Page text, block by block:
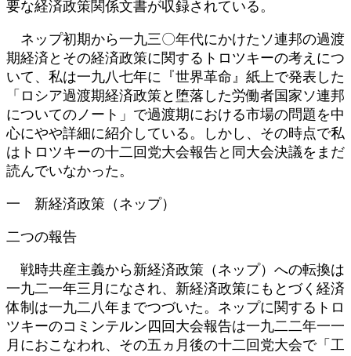
要な経済政策関係文書が収録されている。
ネップ初期から一九三〇年代にかけたソ連邦の過渡
期経済とその経済政策に関するトロツキーの考えにつ
いて、私は一九八七年に『世界革命』紙上で発表した
「ロシア過渡期経済政策と堕落した労働者国家ソ連邦
についてのノート」で過渡期における市場の問題を中
心にやや詳細に紹介している。しかし、その時点で私
はトロツキーの十二回党大会報告と同大会決議をまだ
読んでいなかった。
一 新経済政策（ネップ）
二つの報告
戦時共産主義から新経済政策（ネップ）への転換は
一九二一年三月になされ、新経済政策にもとづく経済
体制は一九二八年までつづいた。ネップに関するトロ
ツキーのコミンテルン四回大会報告は一九二二年一一
月におこなわれ、その五ヵ月後の十二回党大会で「工